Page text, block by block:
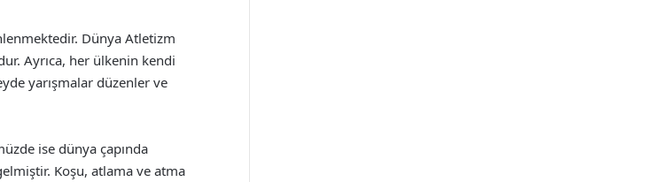
Dünya Atletizm
Ayrıca, her ülkenin kendi
yarışmalar düzenler ve
ise dünya çapında
Koşu, atlama ve atma